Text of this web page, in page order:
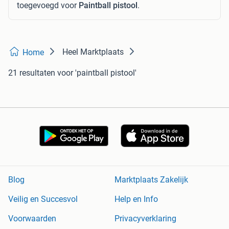
toegevoegd voor Paintball pistool .
Home Heel Marktplaats
21 resultaten voor 'paintball pistool'
Blog
Marktplaats Zakelijk
Veilig en Succesvol
Help en Info
Voorwaarden
Privacyverklaring